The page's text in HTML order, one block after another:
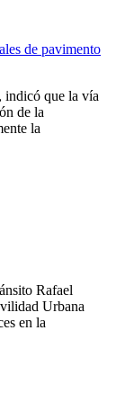
indicó que la vía
de la
la
Rafael
Urbana
en la